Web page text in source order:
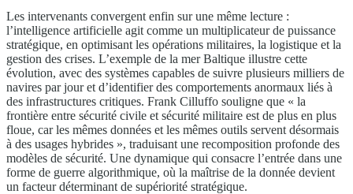
Les intervenants convergent enfin sur une même lecture :
l’intelligence artificielle agit comme un multiplicateur de puissance
stratégique, en optimisant les opérations militaires, la logistique et la
gestion des crises. L’exemple de la mer Baltique illustre cette
évolution, avec des systèmes capables de suivre plusieurs milliers de
navires par jour et d’identifier des comportements anormaux liés à
des infrastructures critiques. Frank Cilluffo souligne que « la
frontière entre sécurité civile et sécurité militaire est de plus en plus
floue, car les mêmes données et les mêmes outils servent désormais
à des usages hybrides », traduisant une recomposition profonde des
modèles de sécurité. Une dynamique qui consacre l’entrée dans une
forme de guerre algorithmique, où la maîtrise de la donnée devient
un facteur déterminant de supériorité stratégique.